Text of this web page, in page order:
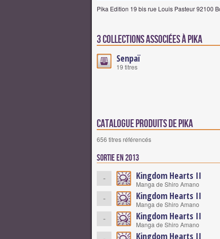
Pika Edition 19 bis rue Louis Pasteur 92100
3 Collections associées à Pika
Senpaï
19 titres
Catalogue produits de Pika
656 titres référencés
Sortie en 2013
- Kingdom Hearts II
Manga de Shiro Amano
-
Kingdom Hearts II
Manga de Shiro Amano
-
Kingdom Hearts II
Manga de Shiro Amano
Kingdom Hearts II